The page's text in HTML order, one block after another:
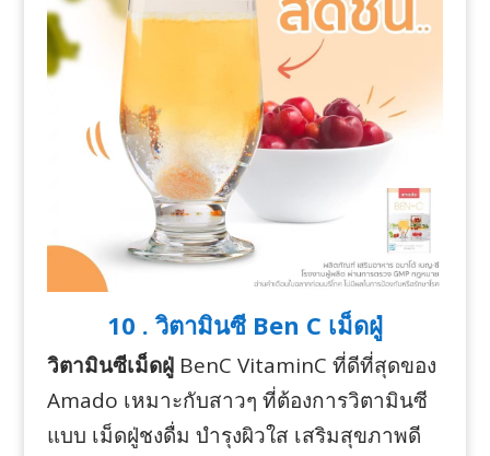
10 . วิตามินซี Ben C เม็ดฝู่
วิตามินซีเม็ดฝู่BenC VitaminC ที่ดีที่สุดของ
Amado เหมาะกับสาวๆ ที่ต้องการวิตามินซี
แบบ เม็ดฝู่ชงดื่ม บำรุงผิวใส เสริมสุขภาพดี